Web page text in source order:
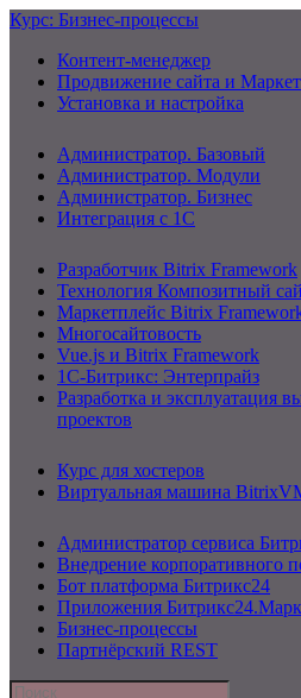
Курс: Бизнес-процессы
Контент-менеджер
Продвижение сайта и
Установка и настройка
Администратор. Базовый
Администратор. Модули
Администратор. Бизнес
Интеграция с 1С
Разработчик Bitrix Framework
Технология Композитный
Маркетплейс Bitrix
Многосайтовость
Vue.js и Bitrix Framework
1С-Битрикс: Энтерпрайз
Разработка и эксплуатация
проектов
Курс для хостеров
Виртуальная машина
Администратор сервиса
Внедрение корпоративного
Бот платформа Битрикс24
Приложения
Бизнес-процессы
Партнёрский REST